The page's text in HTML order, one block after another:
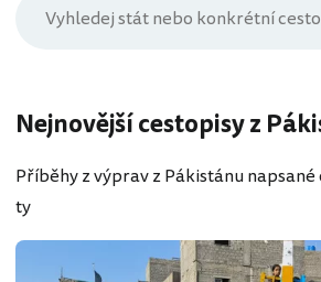
Nejnovější cestopisy z
Příběhy z výprav z Pákistánu
ty